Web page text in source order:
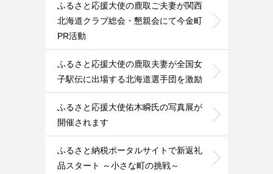
ふるさと応援大使の鹿取ご夫妻が関西
北海道クラブ総会・懇親会にて今金町
PR活動
ふるさと応援大使の鹿取夫妻が全国女
子駅伝に出場する北海道選手団を激励
ふるさと応援大使佑木瞬氏の写真展が
開催されます
ふるさと納税ポータルサイトで新返礼
品スタート ～小さな町の挑戦～